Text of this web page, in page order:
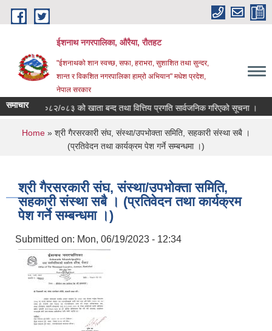
Skip to main content
ईशनाथ नगरपालिका, औरैया, रौतहट
"ईशनाथको शान स्वच्छ, सफा, हराभरा, सुशाशित तथा सुन्दर,
शान्त र विकशित नगरपालिका हाम्रो अभियान" मधेश प्रदेश,
नेपाल सरकार
समाचारआ.व. ०८२/०८३ को खाता बन्द तथा वित्तिय प्रगति सार्वजनिक गरिएको सूचना ।
You are here
Home » श्री गैरसरकारी संघ, संस्था/उपभोक्ता समिति, सहकारी संस्था सबै ।
(प्रतिवेदन तथा कार्यक्रम पेश गर्ने सम्बन्धमा ।)
श्री गैरसरकारी संघ, संस्था/उपभोक्ता समिति,
सहकारी संस्था सबै । (प्रतिवेदन तथा कार्यक्रम
पेश गर्ने सम्बन्धमा ।)
Submitted on: Mon, 06/19/2023 - 12:34